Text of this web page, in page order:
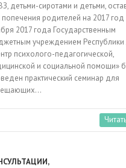
детьми-сиротами и детьми,
попечения родителей на 2017 год
2017 года Государственным
учреждением
психолого-педагогической,
и социальной помощи»
практический семинар для
,